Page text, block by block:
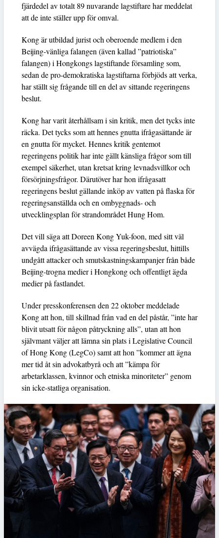
fjärdedel av totalt 89 nuvarande lagstiftare har meddelat
att de inte ställer upp för omval.
Kong är utbildad jurist och oberoende medlem i den
Beijing-vänliga falangen (även kallad ”patriotiska”
falangen) i Hongkongs lagstiftande församling som,
sedan de pro-demokratiska lagstiftarna förbjöds att verka,
har ställt sig frågande till en del av sittande regeringens
beslut.
Kong har varit återhållsam i sin kritik, men det tycks inte
räcka. Det tycks som att hennes gnutta ifrågasättande är
en gnutta för mycket. Hennes kritik gentemot
regeringens politik har inte gällt känsliga frågor som till
exempel säkerhet, utan kretsat kring levnadsvillkor och
försörjningsfrågor. Därutöver har hon ifrågasatt
regeringens beslut gällande inköp av vatten på flaska för
regeringsanställda och en ombyggnads- och
utvecklingsplan för strandområdet Hung Hom.
Det vill säga att Doreen Kong Yuk-foon, med sitt väl
avvägda ifrågasättande av vissa regeringsbeslut, hittills
undgått attacker och smutskastningskampanjer från både
Beijing-trogna medier i Hongkong och offentligt ägda
medier på fastlandet.
Under presskonferensen den 22 oktober meddelade
Kong att hon, till skillnad från vad en del påstår, ”inte har
blivit utsatt för någon påtryckning alls”, utan att hon
självmant väljer att lämna sin plats i Legislative Council
of Hong Kong (LegCo) samt att hon ”kommer att ägna
mer tid åt sin advokatbyrå och att ”kämpa för
arbetarklassen, kvinnor och etniska minoriteter” genom
sin icke-statliga organisation.